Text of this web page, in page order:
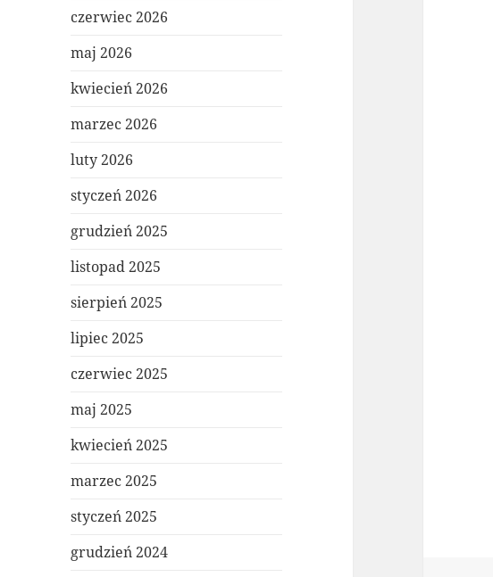
czerwiec 2026
maj 2026
kwiecień 2026
marzec 2026
luty 2026
styczeń 2026
grudzień 2025
listopad 2025
sierpień 2025
lipiec 2025
czerwiec 2025
maj 2025
kwiecień 2025
marzec 2025
styczeń 2025
grudzień 2024